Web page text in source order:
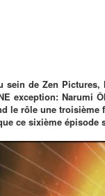
sein de Zen
exception: Narumi
le rôle une
ce sixième épisode